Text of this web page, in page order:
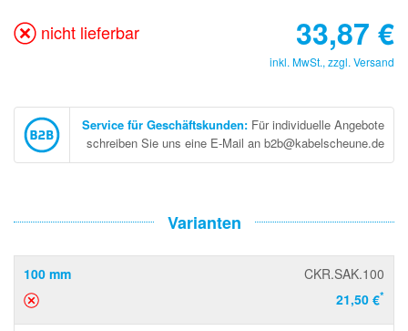
nicht lieferbar 33,87 €
inkl. MwSt., zzgl. Versand
Service für Geschäftskunden: Für individuelle Angebote
schreiben Sie uns eine E-Mail an b2b@kabelscheune.de
Varianten
100 mm
CKR.SAK.100
21,50 €*